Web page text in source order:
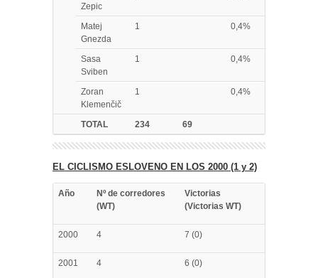
Zepic
Matej
Gnezda
1 0,4%
Sasa
Sviben
1 0,4%
Zoran
Klemenčič
1 0,4%
TOTAL 234 69
EL CICLISMO ESLOVENO EN LOS 2000 (1 y 2)
Año
Nº de corredores
(WT)
Victorias
(Victorias WT)
2000 4 7 (0)
2001 4 6 (0)